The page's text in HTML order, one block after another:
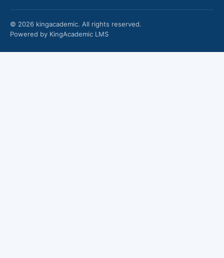
© 2026 kingacademic. All rights reserved.
Powered by KingAcademic LMS